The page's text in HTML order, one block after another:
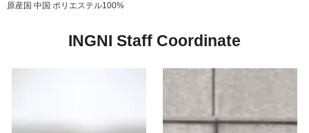
原産国 中国 ポリエステル100%
INGNI Staff Coordinate